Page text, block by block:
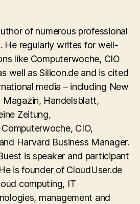
of numerous professional
He regularly writes for well-
like Computerwoche, CIO
well as Silicon.de and is cited
media – including New
Magazin, Handelsblatt,
Zeitung,
CIO,
Harvard Business Manager.
is speaker and participant
is founder of CloudUser.de
computing, IT
management and